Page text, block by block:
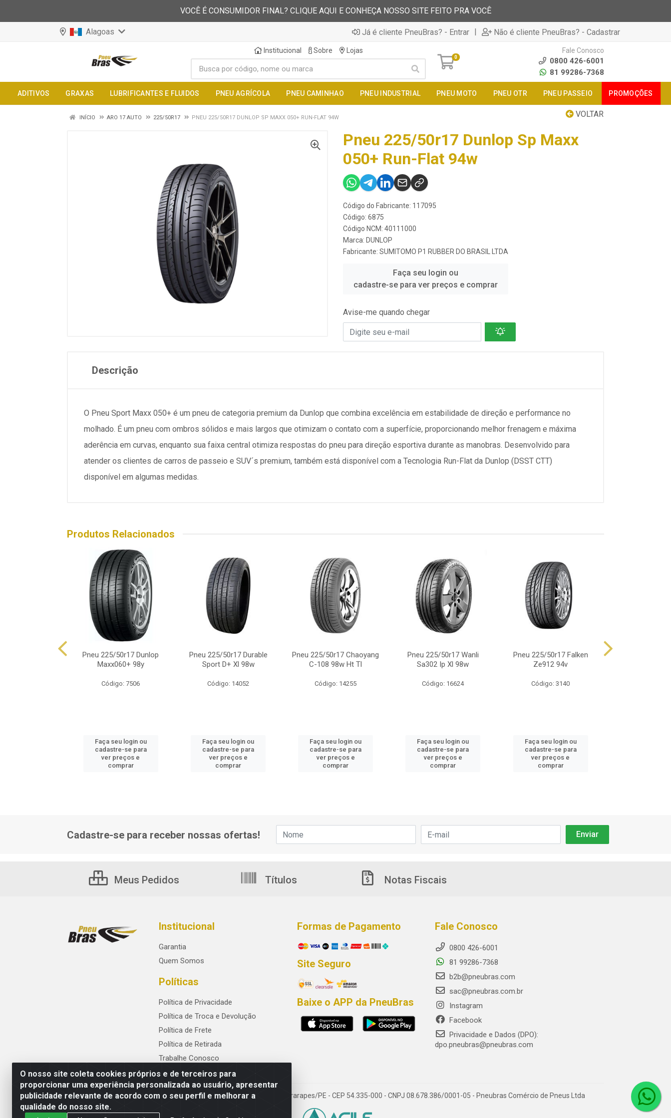
VOCÊ É CONSUMIDOR FINAL? CLIQUE AQUI E CONHEÇA NOSSO SITE FEITO PRA VOCÊ
Alagoas Já é cliente PneuBras? - Entrar | Não é cliente PneuBras? - Cadastrar
Institucional Sobre Lojas
0
Fale Conosco
0800 426-6001
81 99286-7368
ADITIVOS GRAXAS LUBRIFICANTES E FLUIDOS PNEU AGRÍCOLA PNEU CAMINHAO PNEU INDUSTRIAL PNEU MOTO PNEU OTR PNEU PASSEIO PROMOÇÕES
VOLTAR
INÍCIO ARO 17 AUTO 225/50R17 PNEU 225/50R17 DUNLOP SP MAXX 050+ RUN-FLAT 94W
Pneu 225/50r17 Dunlop Sp Maxx
050+ Run-Flat 94w
Código do Fabricante: 117095
Código: 6875
Código NCM: 40111000
Marca: DUNLOP
Fabricante: SUMITOMO P1 RUBBER DO BRASIL LTDA
Faça seu login ou
cadastre-se para ver preços e comprar
Avise-me quando chegar
Descrição
O Pneu Sport Maxx 050+ é um pneu de categoria premium da Dunlop que combina excelência em estabilidade de direção e performance no
molhado. É um pneu com ombros sólidos e mais largos que otimizam o contato com a superfície, proporcionando melhor frenagem e máxima
aderência em curvas, enquanto sua faixa central otimiza respostas do pneu para direção esportiva durante as manobras. Desenvolvido para
atender os clientes de carros de passeio e SUV´s premium, também está disponível com a Tecnologia Run-Flat da Dunlop (DSST CTT)
disponível em algumas medidas.
Produtos Relacionados
Pneu 225/50r17 Dunlop
Maxx060+ 98y
Código: 7506
Faça seu login ou
cadastre-se para
ver preços e
comprar
Pneu 225/50r17 Durable
Sport D+ Xl 98w
Código: 14052
Faça seu login ou
cadastre-se para
ver preços e
comprar
Pneu 225/50r17 Chaoyang
C-108 98w Ht Tl
Código: 14255
Faça seu login ou
cadastre-se para
ver preços e
comprar
Pneu 225/50r17 Wanli
Sa302 Ip Xl 98w
Código: 16624
Faça seu login ou
cadastre-se para
ver preços e
comprar
Pneu 225/50r17 Falken
Ze912 94v
Código: 3140
Faça seu login ou
cadastre-se para
ver preços e
comprar
O nosso site coleta cookies próprios e de terceiros para
proporcionar uma experiência personalizada ao usuário, apresentar
publicidade relevante de acordo com o seu perfil e melhorar a
qualidade do nosso site.
Cadastre-se para receber nossas ofertas!
Meus Pedidos Títulos Notas Fiscais
Institucional
Garantia
Quem Somos
Políticas
Política de Privacidade
Política de Troca e Devolução
Política de Frete
Política de Retirada
Trabalhe Conosco
Formas de Pagamento
Site Seguro
Baixe o APP da PneuBras
Fale Conosco
0800 426-6001
81 99286-7368
b2b@pneubras.com
sac@pneubras.com.br
Instagram
Facebook
Privacidade e Dados (DPO):
dpo.pneubras@pneubras.com
PneuBras - Rodovia BR-101, KM 82 - Prazeres, Jaboatão dos Guararapes/PE - CEP 54.335-000 - CNPJ 08.678.386/0001-05 - Pneubras Comércio de Pneus Ltda